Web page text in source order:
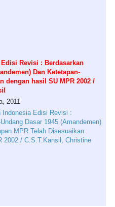
Revisi : Berdasarkan
Dan Ketetapan-
dengan hasil SU MPR 2002 /
2011
Edisi Revisi :
Dasar 1945 (Amandemen)
MPR Telah Disesuaikan
2002 / C.S.T.Kansil, Christine